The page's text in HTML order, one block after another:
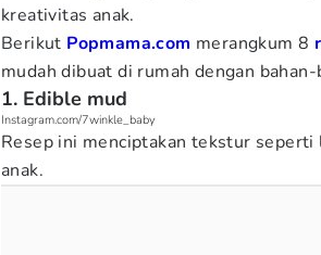
kreativitas anak.
Berikut Popmama.com merangkum 8
mudah dibuat di rumah dengan
1. Edible mud
Instagram.com/7winkle_baby
Resep ini menciptakan tekstur
anak.